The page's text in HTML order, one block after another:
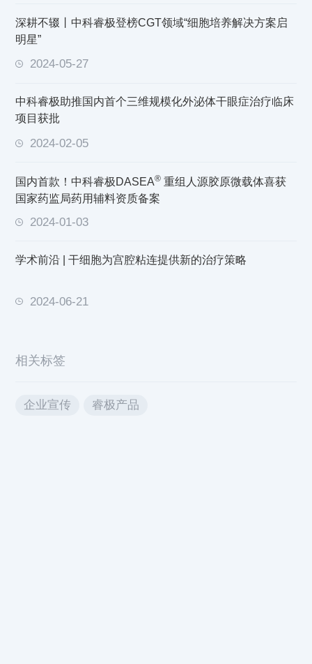
深耕不辍丨中科睿极登榜CGT领域“细胞培养解决方案启
明星”
2024-05-27
中科睿极助推国内首个三维规模化外泌体干眼症治疗临床
项目获批
2024-02-05
国内首款！中科睿极DASEA® 重组人源胶原微载体喜获
国家药监局药用辅料资质备案
2024-01-03
学术前沿 | 干细胞为宫腔粘连提供新的治疗策略
2024-06-21
相关标签
企业宣传 睿极产品